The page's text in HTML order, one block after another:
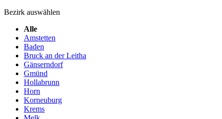
Bezirk auswählen
Alle
Amstetten
Baden
Bruck an der Leitha
Gänserndorf
Gmünd
Hollabrunn
Horn
Korneuburg
Krems